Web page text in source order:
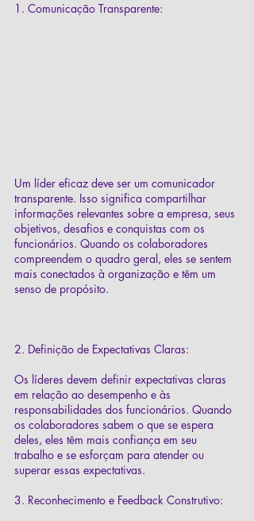
1. Comunicação Transparente:
Um líder eficaz deve ser um comunicador
transparente. Isso significa compartilhar
informações relevantes sobre a empresa, seus
objetivos, desafios e conquistas com os
funcionários. Quando os colaboradores
compreendem o quadro geral, eles se sentem
mais conectados à organização e têm um
senso de propósito.
2. Definição de Expectativas Claras:
Os líderes devem definir expectativas claras
em relação ao desempenho e às
responsabilidades dos funcionários. Quando
os colaboradores sabem o que se espera
deles, eles têm mais confiança em seu
trabalho e se esforçam para atender ou
superar essas expectativas.
3. Reconhecimento e Feedback Construtivo: